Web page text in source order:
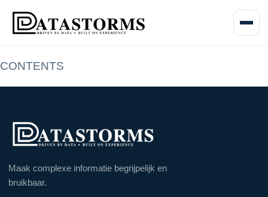
Menu
CONTENTS
Maak complexe informatie begrijpelijk en
bruikbaar.